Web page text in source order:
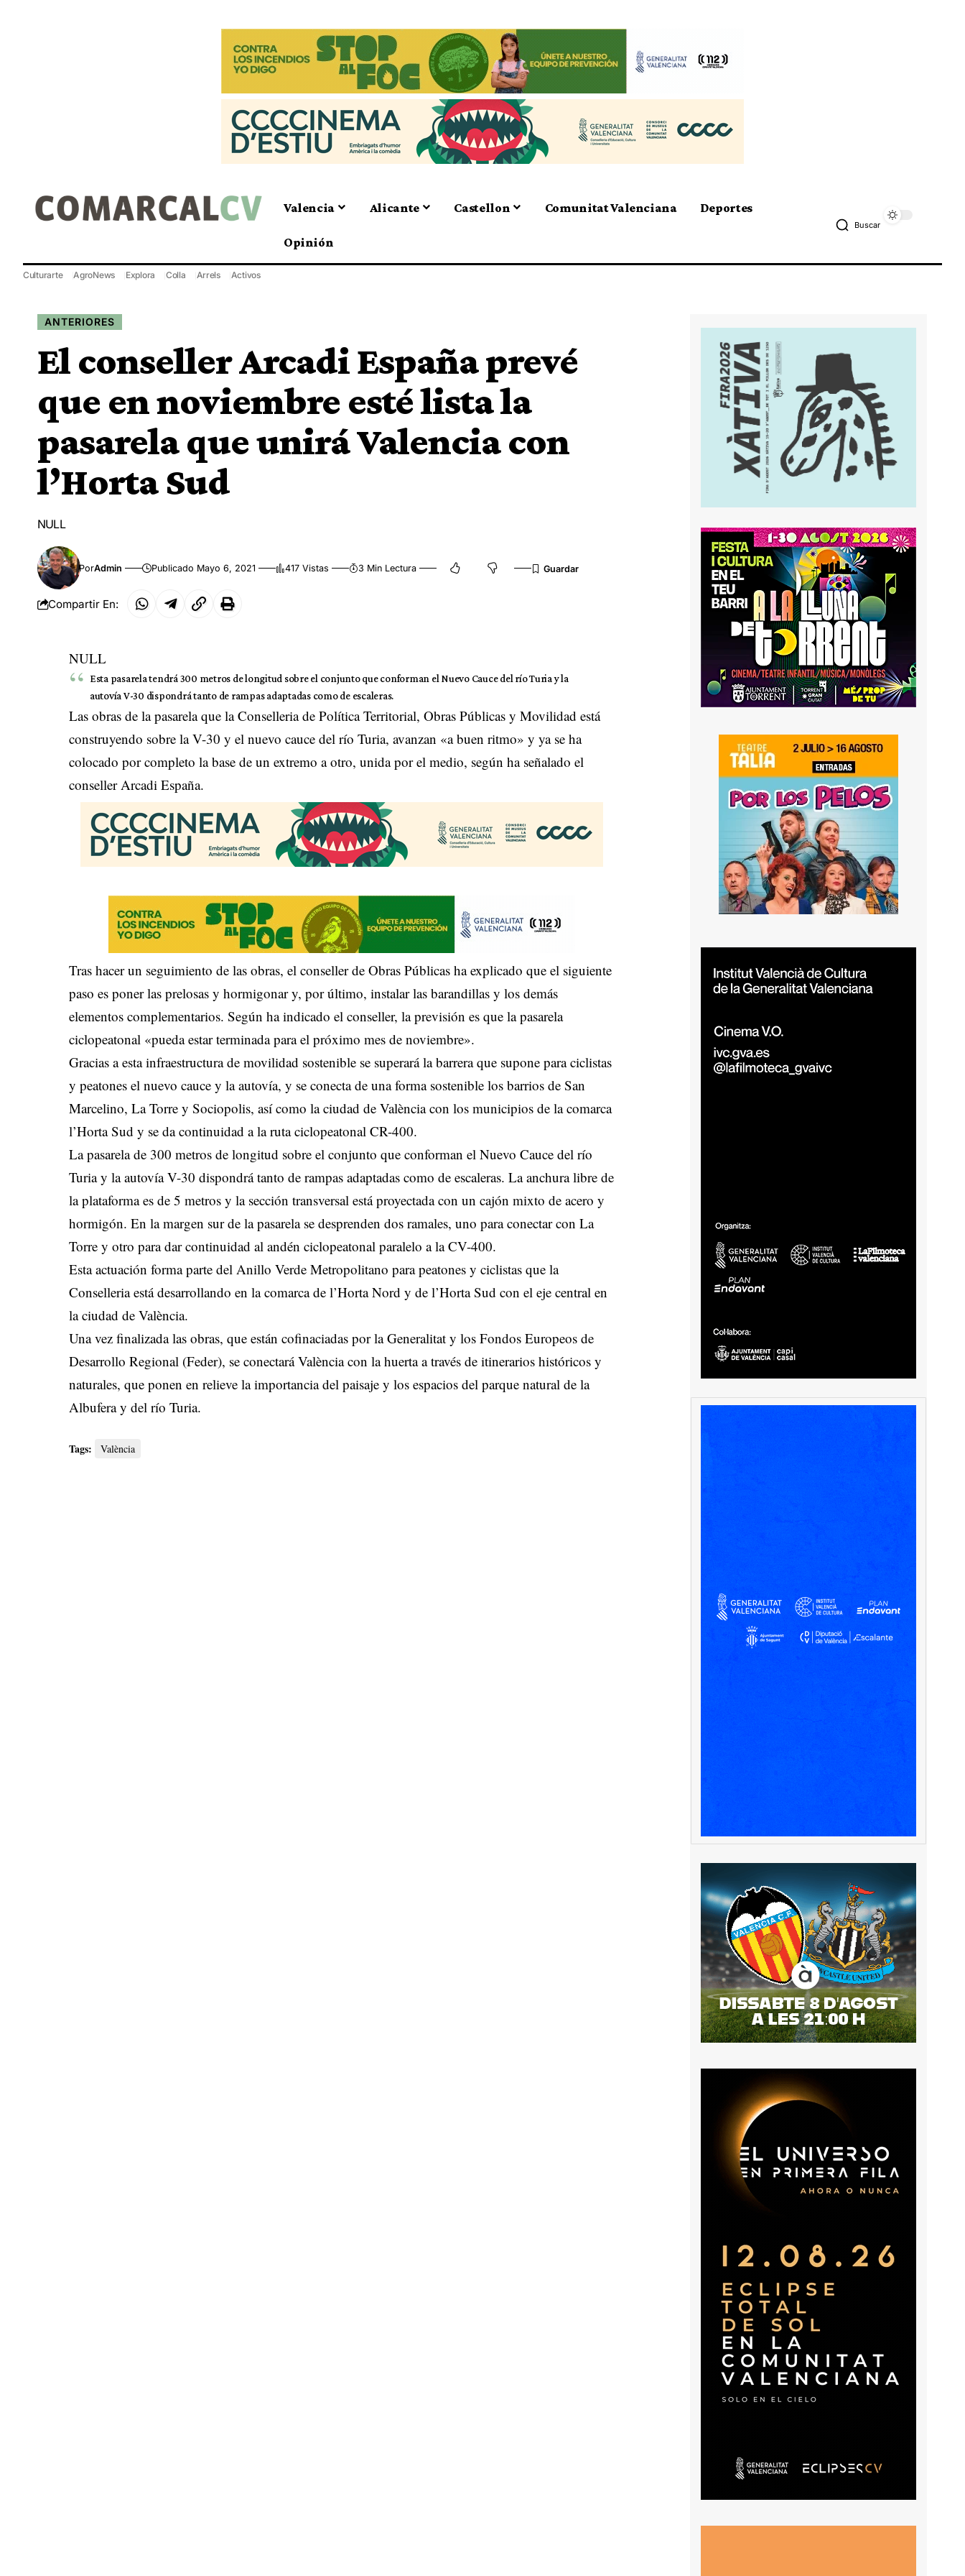
Valencia Alicante Castellon Comunitat Valenciana Deportes
Opinión
Buscar
Culturarte AgroNews Explora Colla Arrels Activos
ANTERIORES
El conseller Arcadi España prevé
que en noviembre esté lista la
pasarela que unirá Valencia con
l’Horta Sud
NULL
PorAdmin Publicado Mayo 6, 2021 417 Vistas 3 Min Lectura
Compartir En:
NULL
Esta pasarela tendrá 300 metros de longitud sobre el conjunto que conforman el Nuevo Cauce del río Turia y la
autovía V-30 dispondrá tanto de rampas adaptadas como de escaleras.
Las obras de la pasarela que la Conselleria de Política Territorial, Obras Públicas y Movilidad está
construyendo sobre la V-30 y el nuevo cauce del río Turia, avanzan «a buen ritmo» y ya se ha
colocado por completo la base de un extremo a otro, unida por el medio, según ha señalado el
conseller Arcadi España.
Tras hacer un seguimiento de las obras, el conseller de Obras Públicas ha explicado que el siguiente
paso es poner las prelosas y hormigonar y, por último, instalar las barandillas y los demás
elementos complementarios. Según ha indicado el conseller, la previsión es que la pasarela
ciclopeatonal «pueda estar terminada para el próximo mes de noviembre».
Gracias a esta infraestructura de movilidad sostenible se superará la barrera que supone para ciclistas
y peatones el nuevo cauce y la autovía, y se conecta de una forma sostenible los barrios de San
Marcelino, La Torre y Sociopolis, así como la ciudad de València con los municipios de la comarca
l’Horta Sud y se da continuidad a la ruta ciclopeatonal CR-400.
La pasarela de 300 metros de longitud sobre el conjunto que conforman el Nuevo Cauce del río
Turia y la autovía V-30 dispondrá tanto de rampas adaptadas como de escaleras. La anchura libre de
la plataforma es de 5 metros y la sección transversal está proyectada con un cajón mixto de acero y
hormigón. En la margen sur de la pasarela se desprenden dos ramales, uno para conectar con La
Torre y otro para dar continuidad al andén ciclopeatonal paralelo a la CV-400.
Esta actuación forma parte del Anillo Verde Metropolitano para peatones y ciclistas que la
Conselleria está desarrollando en la comarca de l’Horta Nord y de l’Horta Sud con el eje central en
la ciudad de València.
Una vez finalizada las obras, que están cofinaciadas por la Generalitat y los Fondos Europeos de
Desarrollo Regional (Feder), se conectará València con la huerta a través de itinerarios históricos y
naturales, que ponen en relieve la importancia del paisaje y los espacios del parque natural de la
Albufera y del río Turia.
Tags: València